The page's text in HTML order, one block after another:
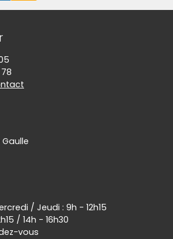
contact
/ Jeudi : 9h - 12h15
/ 14h - 16h30
vous